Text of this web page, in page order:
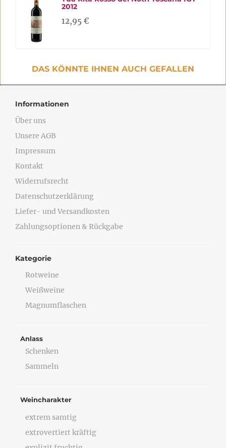
2012
12,95 €
DAS KÖNNTE IHNEN AUCH GEFALLEN
Informationen
Über uns
Unsere AGB
Impressum
Kontakt
Widerrufsrecht
Datenschutzerklärung
Liefer- und Versandkosten
Zahlungsoptionen & Rückgabe
Kategorie
Rotweine
Weißweine
Magnumflaschen
Anlass
Schenken
Sammeln
Weincharakter
extrem samtig
extrovertiert kräftig